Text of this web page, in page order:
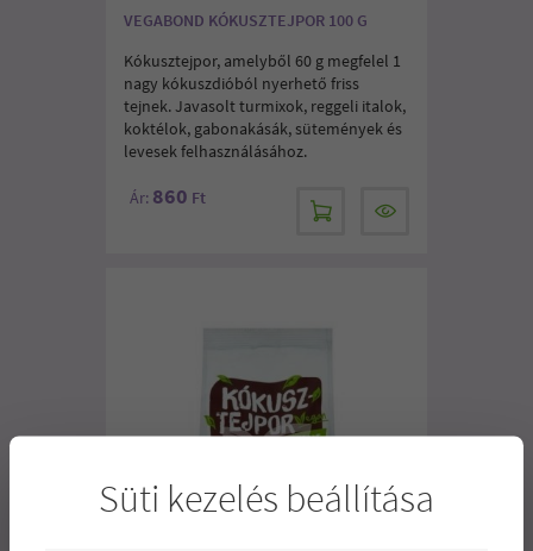
VEGABOND KÓKUSZTEJPOR 100 G
Kókusztejpor, amelyből 60 g megfelel 1
nagy kókuszdióból nyerhető friss
tejnek. Javasolt turmixok, reggeli italok,
koktélok, gabonakásák, sütemények és
levesek felhasználásához.
Ár: 860 Ft
Süti kezelés beállítása